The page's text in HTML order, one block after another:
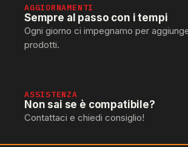
AGGIORNAMENTI
Sempre al passo con i tempi
Ogni giorno ci impegnamo per
prodotti.
ASSISTENZA
Non sai se è compatibile?
Contattaci e chiedi consiglio!